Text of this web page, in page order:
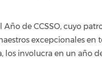
de CCSSO, cuyo
excepcionales en
los involucra en un año